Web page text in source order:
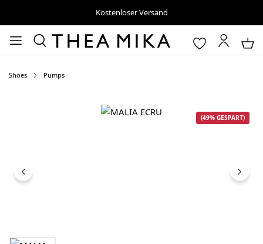
Kostenloser Versand
Shoes Pumps
Bildergalerie überspringen
(49% GESPART)